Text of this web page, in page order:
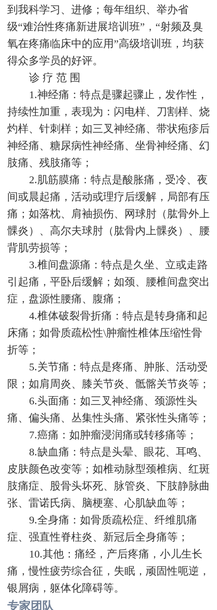
到我科学习、进修；每年组织、举办省
级“难治性疼痛新进展培训班”，“射频及臭
氧在疼痛临床中的应用”高级培训班，均获
得众多学员的好评。
诊 疗 范 围
1.神经痛：特点是骤起骤止，发作性，
持续性加重，表现为：闪电样、刀割样、烧
灼样、针刺样；如三叉神经痛、带状疱疹后
神经痛、糖尿病性神经痛、坐骨神经痛、幻
肢痛、残肢痛等；
2.肌筋膜痛：特点是酸胀痛，受冷、夜
间或晨起痛，活动或理疗后缓解，局部有压
痛；如落枕、肩袖损伤、网球肘（肱骨外上
髁炎）、高尔夫球肘（肱骨内上髁炎）、腰
背肌劳损等；
3.椎间盘源痛：特点是久坐、立或走路
引起痛，平卧后缓解；如颈、腰椎间盘突出
症，盘源性腰痛、腹痛；
4.椎体破裂骨折痛：特点是转身痛和起
床痛；如骨质疏松性\肿瘤性椎体压缩性骨
折等；
5.关节痛：特点是疼痛、肿胀、活动受
限；如肩周炎、膝关节炎、骶髂关节炎等；
6.头面痛：如三叉神经痛、颈源性头
痛、偏头痛、丛集性头痛、紧张性头痛等；
7.癌痛：如肿瘤浸润痛或转移痛等；
8.缺血痛：特点是头晕、眼花、耳鸣、
皮肤颜色改变等；如椎动脉型颈椎病、红斑
肢痛症、股骨头坏死、脉管炎、下肢静脉曲
张、雷诺氏病、脑梗塞、心肌缺血等；
9.全身痛：如骨质疏松症、纤维肌痛
症、强直性脊柱炎、新冠后全身痛等；
10.其他：痛经，产后疼痛，小儿生长
痛，慢性疲劳综合征，失眠，顽固性呃逆，
银屑病，躯体化障碍等。
专家团队